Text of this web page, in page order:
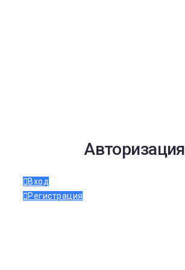
Авторизация
Вход
Регистрация